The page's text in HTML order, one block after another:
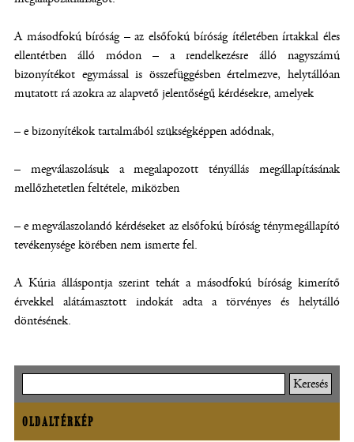
A másodfokú bíróság – az elsőfokú bíróság ítéletében írtakkal éles
ellentétben álló módon – a rendelkezésre álló nagyszámú
bizonyítékot egymással is összefüggésben értelmezve, helytállóan
mutatott rá azokra az alapvető jelentőségű kérdésekre, amelyek
– e bizonyítékok tartalmából szükségképpen adódnak,
– megválaszolásuk a megalapozott tényállás megállapításának
mellőzhetetlen feltétele, miközben
– e megválaszolandó kérdéseket az elsőfokú bíróság ténymegállapító
tevékenysége körében nem ismerte fel.
A Kúria álláspontja szerint tehát a másodfokú bíróság kimerítő
érvekkel alátámasztott indokát adta a törvényes és helytálló
döntésének.
OLDALTÉRKÉP